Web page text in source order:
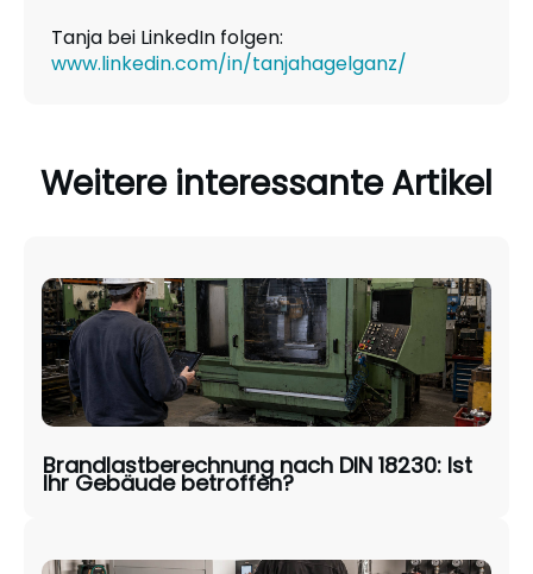
Tanja bei LinkedIn folgen:
www.linkedin.com/in/tanjahagelganz/
Weitere interessante Artikel
Brandlastberechnung nach DIN 18230: Ist
Ihr Gebäude betroffen?